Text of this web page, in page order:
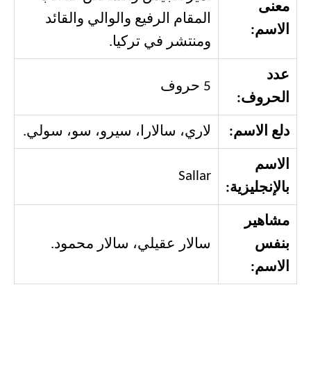
معنى
الاسم:
المقام الرفيع والوالي والقائد
ومنتشر في تركيا.
عدد
الحروف:
5 حروف
دلع الاسم: لاري، سالارا، سيرو، سو، سولي.
الاسم
بالإنجليزية:
Sallar
مشاهير
بنفس
الاسم:
سالار عقيلي، سالار محمود.